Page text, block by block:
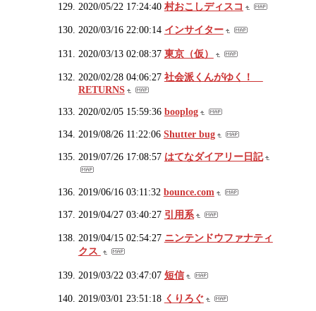
2020/05/22 17:24:40 村おこしディスコ
2020/03/16 22:00:14 インサイター
2020/03/13 02:08:37 東京（仮）
2020/02/28 04:06:27 社会派くんがゆく！
RETURNS
2020/02/05 15:59:36 booplog
2019/08/26 11:22:06 Shutter bug
2019/07/26 17:08:57 はてなダイアリー日記
2019/06/16 03:11:32 bounce.com
2019/04/27 03:40:27 引用系
2019/04/15 02:54:27 ニンテンドウファナティ
クス
2019/03/22 03:47:07 短信
2019/03/01 23:51:18 くりろぐ